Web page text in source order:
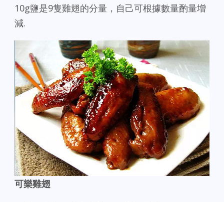
10g鹽是9隻雞翅的分量，自己可根據數量酌量增
減.
可樂雞翅